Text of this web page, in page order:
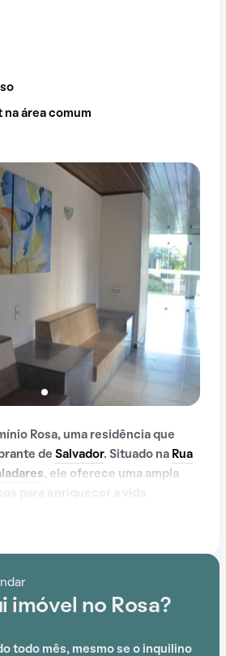
na área comum
Rosa, uma residência que
de Salvador. Situado na Rua
, ele oferece uma ampla
o Condomínio Rosa já é muito
elevador, academia, piscina,
de jogos e espaço gourmet
imóvel no Rosa?
todo mês, mesmo se o inquilino